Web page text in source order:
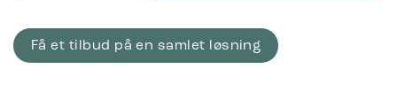
Få et tilbud på en samlet løsning